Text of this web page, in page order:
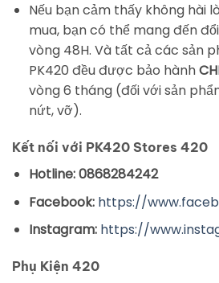
Nếu bạn cảm thấy không hài
mua, bạn có thể mang đến
vòng 48H. Và tất cả các sản
PK420 đều được bảo hành
vòng 6 tháng (đối với sản
nứt, vỡ).
Kết nối với PK420 Stores 420
Hotline: 0868284242
Facebook: https://
Instagram: https://
Phụ Kiện 420